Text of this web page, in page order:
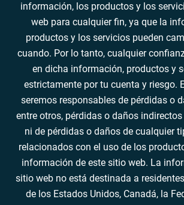
información, los productos y los
web para cualquier fin, ya que la
productos y los servicios pueden
cuando. Por lo tanto, cualquier
en dicha información, productos y
estrictamente por tu cuenta y riesgo.
seremos responsables de pérdidas o
entre otros, pérdidas o daños
ni de pérdidas o daños de cualquier
relacionados con el uso de los
información de este sitio web. La
sitio web no está destinada a
de los Estados Unidos, Canadá, la